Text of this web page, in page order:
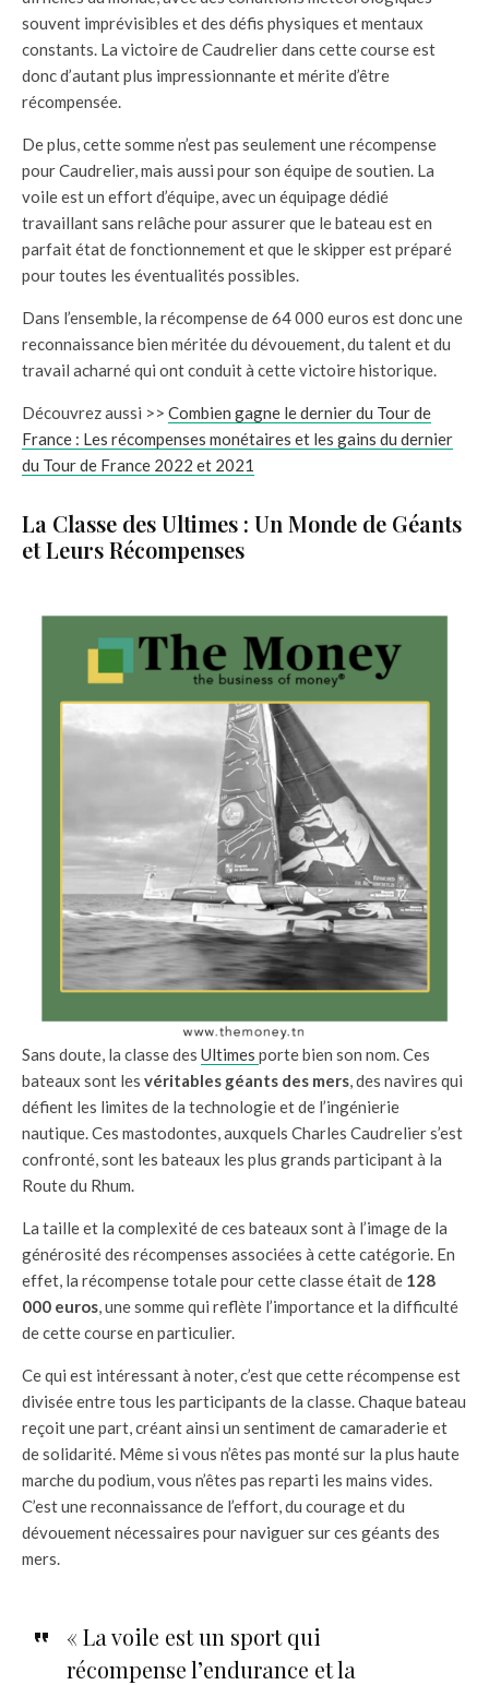
souvent imprévisibles et des défis physiques et mentaux
constants. La victoire de Caudrelier dans cette course est
donc d’autant plus impressionnante et mérite d’être
récompensée.
De plus, cette somme n’est pas seulement une récompense
pour Caudrelier, mais aussi pour son équipe de soutien. La
voile est un effort d’équipe, avec un équipage dédié
travaillant sans relâche pour assurer que le bateau est en
parfait état de fonctionnement et que le skipper est préparé
pour toutes les éventualités possibles.
Dans l’ensemble, la récompense de 64 000 euros est donc une
reconnaissance bien méritée du dévouement, du talent et du
travail acharné qui ont conduit à cette victoire historique.
Découvrez aussi >> Combien gagne le dernier du Tour de
France : Les récompenses monétaires et les gains du dernier
du Tour de France 2022 et 2021
La Classe des Ultimes : Un Monde de Géants
et Leurs Récompenses
Sans doute, la classe des Ultimes porte bien son nom. Ces
bateaux sont les véritables géants des mers, des navires qui
défient les limites de la technologie et de l’ingénierie
nautique. Ces mastodontes, auxquels Charles Caudrelier s’est
confronté, sont les bateaux les plus grands participant à la
Route du Rhum.
La taille et la complexité de ces bateaux sont à l’image de la
générosité des récompenses associées à cette catégorie. En
effet, la récompense totale pour cette classe était de 128
000 euros, une somme qui reflète l’importance et la difficulté
de cette course en particulier.
Ce qui est intéressant à noter, c’est que cette récompense est
divisée entre tous les participants de la classe. Chaque bateau
reçoit une part, créant ainsi un sentiment de camaraderie et
de solidarité. Même si vous n’êtes pas monté sur la plus haute
marche du podium, vous n’êtes pas reparti les mains vides.
C’est une reconnaissance de l’effort, du courage et du
dévouement nécessaires pour naviguer sur ces géants des
mers.
« La voile est un sport qui
récompense l’endurance et la